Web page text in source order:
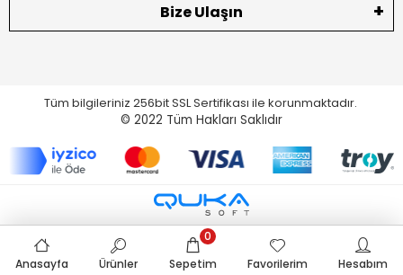
Bize Ulaşın
Tüm bilgileriniz 256bit SSL Sertifikası ile korunmaktadır.
© 2022 Tüm Hakları Saklıdır
Anasayfa Ürünler Sepetim
0
Favorilerim
Hesabım